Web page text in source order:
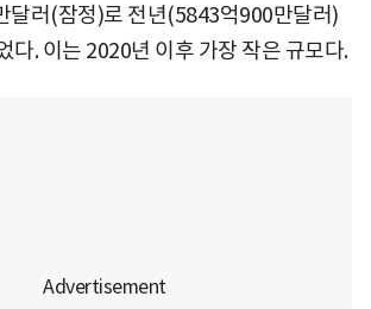
달러(잠정)로 전년(5843억900만달러)
다. 이는 2020년 이후 가장 작은 규모다.